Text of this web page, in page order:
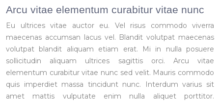
Arcu vitae elementum curabitur vitae nunc
Eu ultrices vitae auctor eu. Vel risus commodo viverra
maecenas accumsan lacus vel. Blandit volutpat maecenas
volutpat blandit aliquam etiam erat. Mi in nulla posuere
sollicitudin aliquam ultrices sagittis orci. Arcu vitae
elementum curabitur vitae nunc sed velit. Mauris commodo
quis imperdiet massa tincidunt nunc. Interdum varius sit
amet mattis vulputate enim nulla aliquet porttitor.